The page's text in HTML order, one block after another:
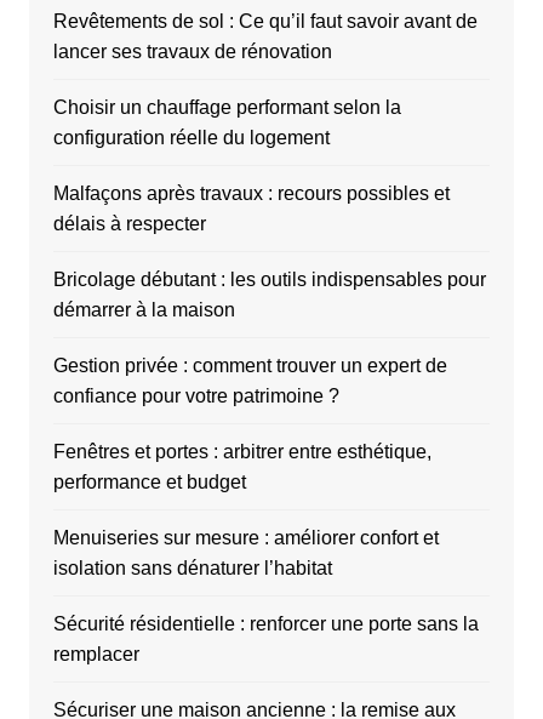
Revêtements de sol : Ce qu’il faut savoir avant de
lancer ses travaux de rénovation
Choisir un chauffage performant selon la
configuration réelle du logement
Malfaçons après travaux : recours possibles et
délais à respecter
Bricolage débutant : les outils indispensables pour
démarrer à la maison
Gestion privée : comment trouver un expert de
confiance pour votre patrimoine ?
Fenêtres et portes : arbitrer entre esthétique,
performance et budget
Menuiseries sur mesure : améliorer confort et
isolation sans dénaturer l’habitat
Sécurité résidentielle : renforcer une porte sans la
remplacer
Sécuriser une maison ancienne : la remise aux